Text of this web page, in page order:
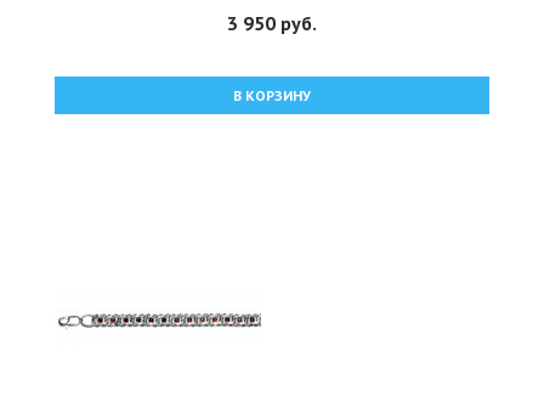
3 950 руб.
В КОРЗИНУ